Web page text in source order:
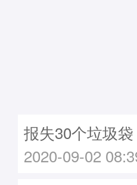
报失30个垃圾袋
2020-09-02